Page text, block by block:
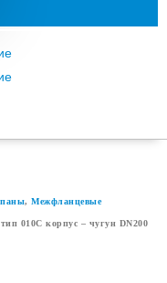
, Межфланцевые
010С корпус – чугун DN200